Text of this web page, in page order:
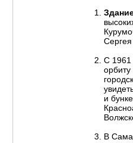
С 1961
и
В